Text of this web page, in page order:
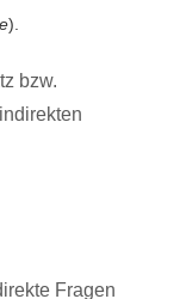
).
bzw.
Fragen